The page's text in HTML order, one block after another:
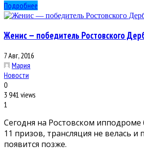
Подробнее
Женис — победитель Ростовского
7 Авг, 2016
Мария
Новости
0
3 941 views
1
Сегодня на Ростовском
11 призов, трансляция не велась и
появится позже.